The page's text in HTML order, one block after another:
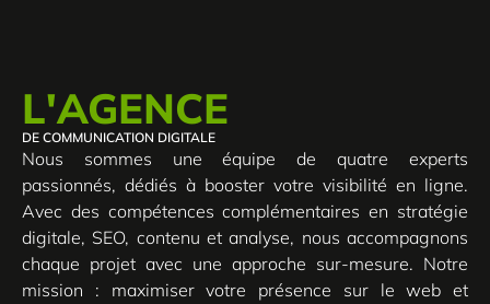
L'AGENCE
DE COMMUNICATION DIGITALE
Nous sommes une équipe de quatre experts
passionnés, dédiés à booster votre visibilité en ligne.
Avec des compétences complémentaires en stratégie
digitale, SEO, contenu et analyse, nous accompagnons
chaque projet avec une approche sur-mesure. Notre
mission : maximiser votre présence sur le web et